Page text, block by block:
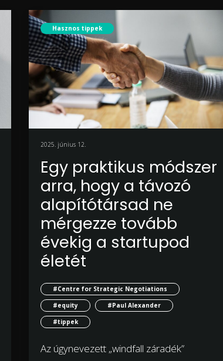
Hasznos tippek
2025. június 12.
Egy praktikus módszer
arra, hogy a távozó
alapítótársad ne
mérgezze tovább
évekig a startupod
életét
#Centre for Strategic Negotiations
#equity
#Paul Alexander
#tippek
Az úgynevezett „windfall záradék”